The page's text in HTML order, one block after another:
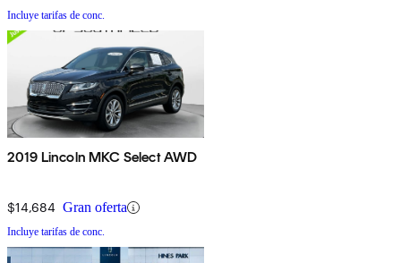
Incluye tarifas de conc.
2019 Lincoln MKC Select AWD
$14,684 Gran oferta
Incluye tarifas de conc.